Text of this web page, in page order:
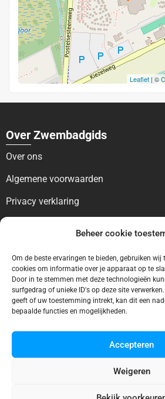
Beheer cookie
Om de beste ervaringen te bieden, gebruiken
cookies om informatie over je apparaat op te
Door in te stemmen met deze technologieën
surfgedrag of unieke ID's op deze site
geeft of uw toestemming intrekt, kan dit een
bepaalde functies en mogelijkheden.
Accepteren
Weigeren
Leaflet | ©
Over Zwembadgids
Over ons
Algemene voorwaarden
Privacy verklaring
Voor bezoekers
Contact
Voor bedrijven